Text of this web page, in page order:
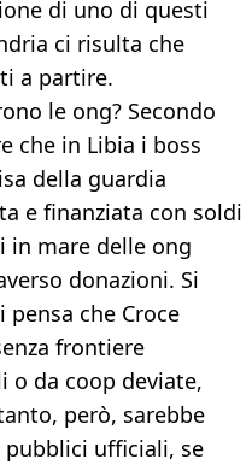
di uno di questi
ci risulta che
a partire.
le ong? Secondo
che in Libia i boss
della guardia
e finanziata con soldi
in mare delle ong
donazioni. Si
che Croce
frontiere
o da coop deviate,
però, sarebbe
ufficiali, se